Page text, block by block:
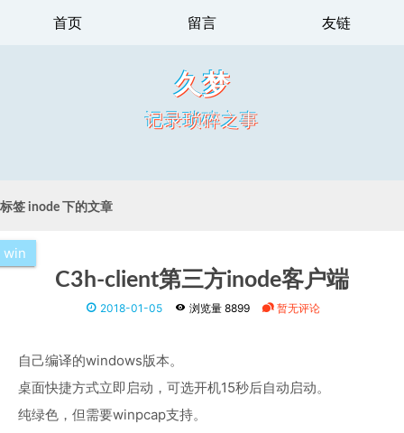
首页 留言 友链
久梦
记录琐碎之事
标签 inode 下的文章
win
C3h-client第三方inode客户端
2018-01-05 浏览量 8899 暂无评论
自己编译的windows版本。
桌面快捷方式立即启动，可选开机15秒后自动启动。
纯绿色，但需要winpcap支持。